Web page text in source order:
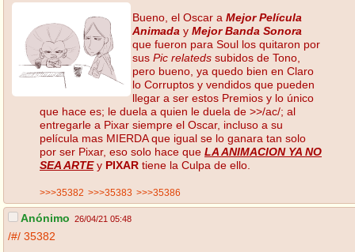
Bueno, el Oscar a Mejor Película
Animada y Mejor Banda Sonora
que fueron para Soul los quitaron por
sus Pic relateds subidos de Tono,
pero bueno, ya quedo bien en Claro
lo Corruptos y vendidos que pueden
llegar a ser estos Premios y lo único
que hace es; le duela a quien le duela de >>/ac/; al
entregarle a Pixar siempre el Oscar, incluso a su
película mas MIERDA que igual se lo ganara tan solo
por ser Pixar, eso solo hace que LA ANIMACION YA NO
SEA ARTEy PIXAR tiene la Culpa de ello.
>>>35382 >>>35383 >>>35386
Anónimo 26/04/21 05:48
/#/ 35382